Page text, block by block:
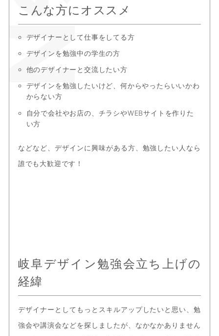
こんな方にオススメ
デザイナーとして仕事をしてる方
デザインを勉強中の学生の方
他のデザイナーと交流したい方
デザインを勉強したいけど、何からやったらいいかわ
からない方
自分で会社やお店の、チラシやWEBサイトを作りた
い方
などなど、デザインに興味がある方、勉強したい人なら
誰でも大歓迎です！
岐阜デザイン勉強会立ち上げの
経緯
デザイナーとしてもっとスキルアップしたいと思い、勉
強会や講演会などを探しましたが、なかなかありません